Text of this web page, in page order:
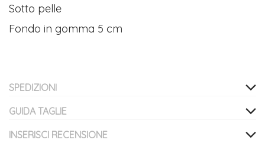
Sotto pelle
Fondo in gomma 5 cm
SPEDIZIONI
GUIDA TAGLIE
INSERISCI RECENSIONE